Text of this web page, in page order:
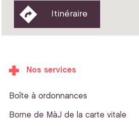
Itinéraire
Nos services
Boîte à ordonnances
Borne de MàJ de la carte vitale